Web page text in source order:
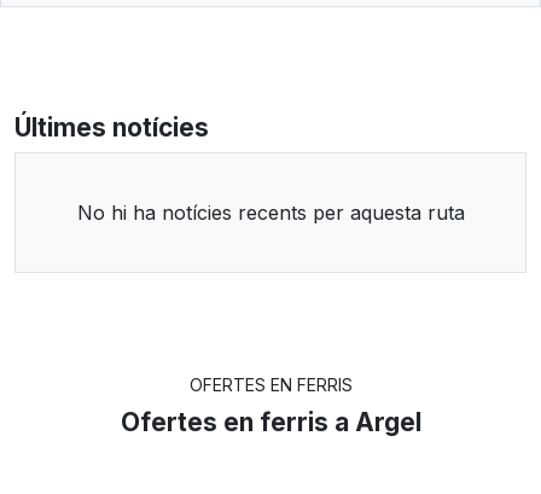
Últimes notícies
No hi ha notícies recents per aquesta ruta
OFERTES EN FERRIS
Ofertes en ferris a Argel